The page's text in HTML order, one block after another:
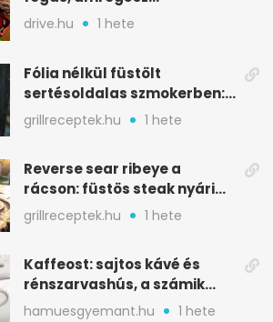
csapatokat jóllakatott
drive.hu 1 hete
Fólia nélkül füstölt
sertésoldalas szmokerben:
ropogós bark, 6 óra
grillreceptek.hu 1 hete
Reverse sear ribeye a
rácson: füstös steak nyári
tökkebabbal
grillreceptek.hu 1 hete
Kaffeost: sajtos kávé és
rénszarvashús, a számik
melegítő itala
hamuesgyemant.hu 1 hete